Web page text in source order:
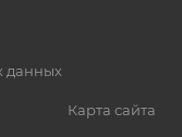
данных
Карта сайта